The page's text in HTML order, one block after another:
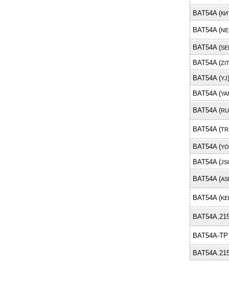
BAT54A (
BAT54A (
BAT54A (
BAT54A (
BAT54A (YJ)
BAT54A (
BAT54A (
BAT54A (
BAT54A (
BAT54A (
BAT54A (
BAT54A (
BAT54A-